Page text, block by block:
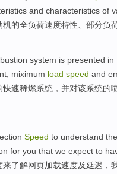
and characteristics of
机的全负荷速度特性 部分负
system is presented in
miximum load speed and
快速稀燃系统 ， 并对该系统的
Speed to understand
for you that we expect to
来了解网页加载速度及延迟 ，